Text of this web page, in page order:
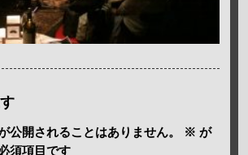
公開されることはありません。 ※ が
須項目です